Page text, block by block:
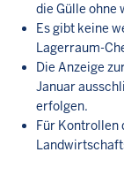
die Gülle ohne
Es gibt keine
Lagerraum-
Die Anzeige
Januar
erfolgen.
Für Kontrollen